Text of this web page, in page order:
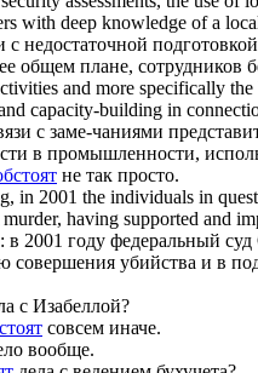
with deep knowledge of a
недостаточной
общем плане,
and more specifically
capacity-building in
с заме-чаниями
в промышленности,
не так просто.
in 2001 the individuals in
having supported and
в 2001 году федеральный
совершения убийства и в
с Изабеллой?
совсем иначе.
вообще.